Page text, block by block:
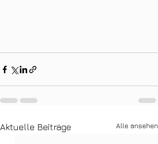
Aktuelle Beiträge Alle ansehen